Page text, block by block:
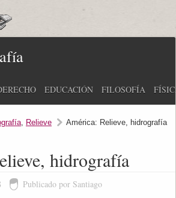
EDUCACIÓN FILOSOFÍA
, Relieve América: Relieve, hidrografía
hidrografía
Publicado por Santiago